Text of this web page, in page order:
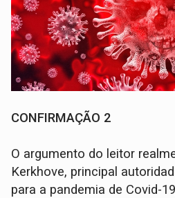
CONFIRMAÇÃO 2
O argumento do leitor
Kerkhove, principal
para a pandemia de Covid-